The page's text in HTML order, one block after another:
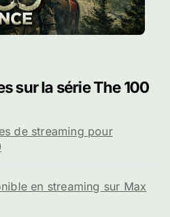
sur la série The 100